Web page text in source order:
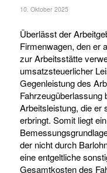
10. Oktober 2025
Überlässt der
Firmenwagen, den er
zur Arbeitsstätte
umsatzsteuerlicher
Gegenleistung des
Fahrzeugüberlassung
Arbeitsleistung, die er
erbringt. Somit liegt
der nicht durch
eine entgeltliche
Gesamtkosten des